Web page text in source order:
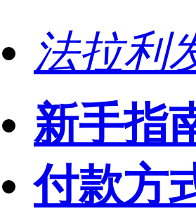
法拉利
新手指
付款方